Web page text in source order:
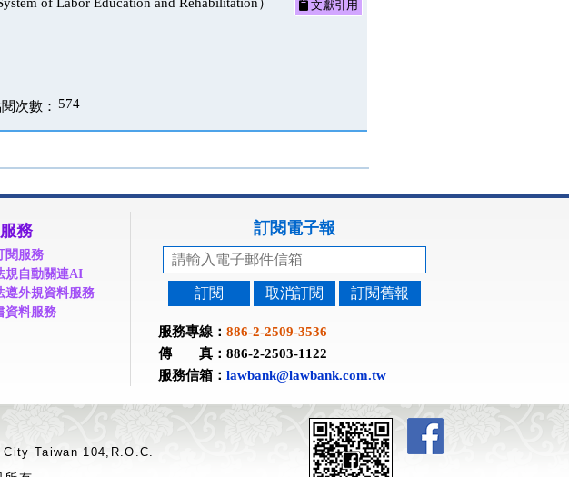
文獻引用
次數： 574
務
閱服務
規自動關連AI
遵外規資料服務
資料服務
訂閱電子報
訂閱 取消訂閱 訂閱舊報
服務專線： 886-2-2509-3536
傳 真：886-2-2503-1122
服務信箱： lawbank@lawbank.com.tw
Taiwan 104,R.O.C.